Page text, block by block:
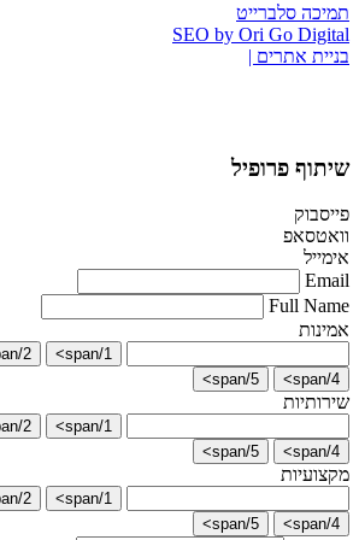
תמיכה סלברייט
SEO by Ori Go Digital
בניית אתרים |
שיתוף פרופיל
פייסבוק
וואטסאפ
אימייל
Email
Full Name
אמינות
1/span>
2/span>
4/span>
5/span>
שירותיות
1/span>
2/span>
4/span>
5/span>
מקצועיות
1/span>
2/span>
4/span>
5/span>